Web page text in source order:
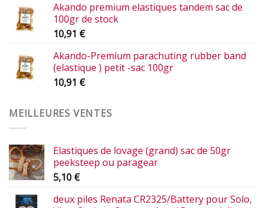
Akando premium elastiques tandem sac de
100gr de stock
10,91 €
Akando-Premium parachuting rubber band
(elastique ) petit -sac 100gr
10,91 €
MEILLEURES VENTES
Elastiques de lovage (grand) sac de 50gr
peeksteep ou paragear
5,10 €
deux piles Renata CR2325/Battery pour Solo,